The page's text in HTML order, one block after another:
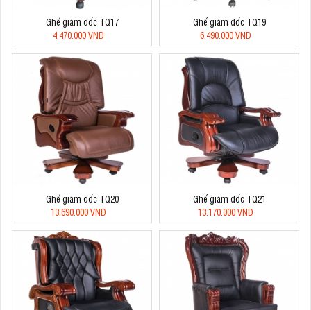
Ghế giám đốc TQ17
4.470.000 VNĐ
Ghế giám đốc TQ19
6.490.000 VNĐ
Ghế giám đốc TQ20
13.690.000 VNĐ
Ghế giám đốc TQ21
13.170.000 VNĐ